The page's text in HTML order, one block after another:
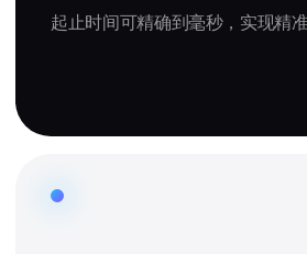
起止时间可精确到毫秒，实现精准